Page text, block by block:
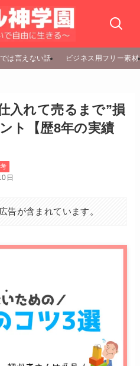
は言えない話 ビジネス用フリー素材
入れて売るまで”損
ト【歴8年の実績
日
告が含まれています。